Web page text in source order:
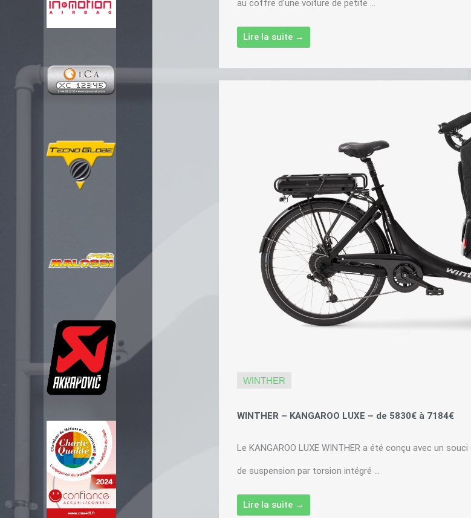
au coffre d’une voiture de petite ...
Lire la suite →
WINTHER
WINTHER – KANGAROO LUXE – de 5830€ à 7184€
Le KANGAROO LUXE WINTHER a été conçu avec un
de suspension par torsion intégré ...
Lire la suite →